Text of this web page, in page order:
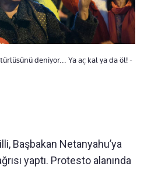
deniyor... Ya aç kal ya da öl! -
Başbakan Netanyahu’ya
yaptı. Protesto alanında